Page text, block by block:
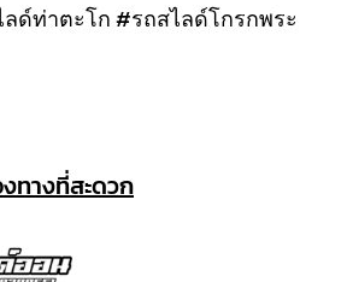
ด์ท่าตะโก #รถสไลด์โกรกพระ
ทางที่สะดวก